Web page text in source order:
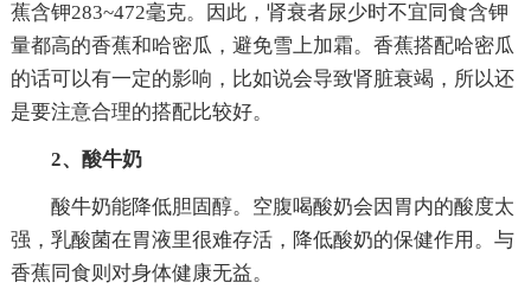
蕉含钾283~472毫克。因此，肾衰者尿少时不宜同食含钾
量都高的香蕉和哈密瓜，避免雪上加霜。香蕉搭配哈密瓜
的话可以有一定的影响，比如说会导致肾脏衰竭，所以还
是要注意合理的搭配比较好。
2、酸牛奶
酸牛奶能降低胆固醇。空腹喝酸奶会因胃内的酸度太
强，乳酸菌在胃液里很难存活，降低酸奶的保健作用。与
香蕉同食则对身体健康无益。